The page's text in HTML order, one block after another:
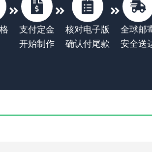
支付定金
开始制作
核对电子版
确认付尾款
全球邮
安全送